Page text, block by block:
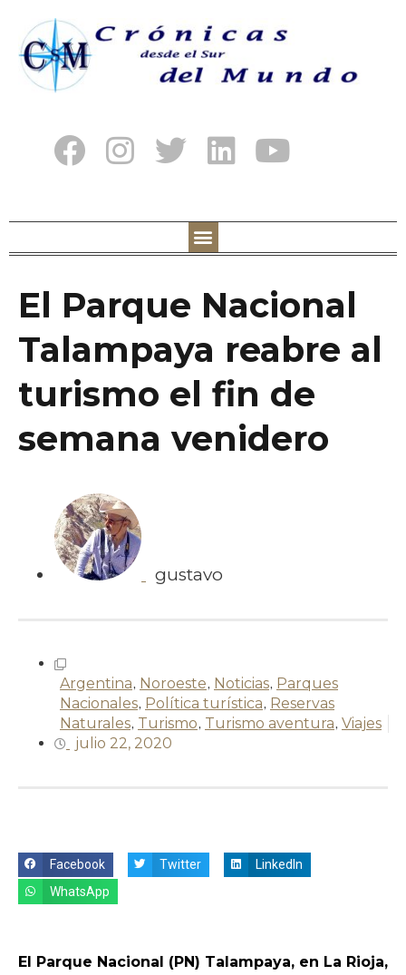
El Parque Nacional
Talampaya reabre al
turismo el fin de
semana venidero
gustavo
Argentina, Noroeste, Noticias, Parques
Nacionales, Política turística, Reservas
Naturales, Turismo, Turismo aventura, Viajes
julio 22, 2020
Facebook Twitter
LinkedIn
WhatsApp
El Parque Nacional (PN) Talampaya, en La Rioja,